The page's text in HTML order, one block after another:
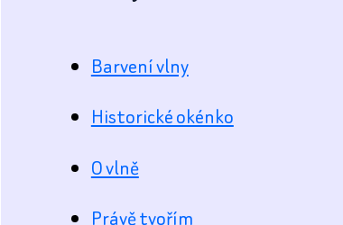
Barvení vlny
Historické okénko
O vlně
Právě tvořím